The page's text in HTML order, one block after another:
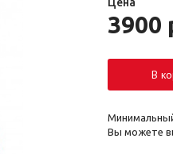
3900
В
Вы можете